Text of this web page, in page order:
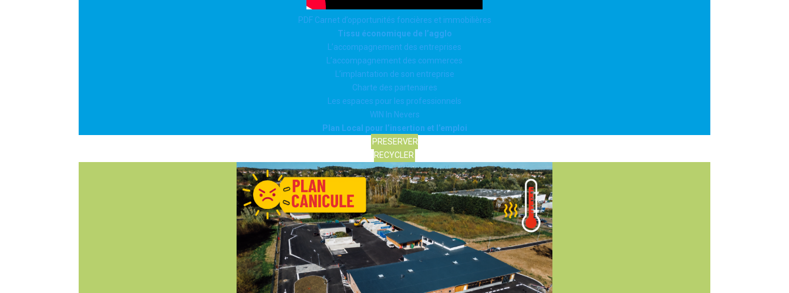
PDF Carnet d’opportunités foncières et immobilières
Tissu économique de l’agglo
L’accompagnement des entreprises
L’accompagnement des commerces
L’implantation de son entreprise
Charte des partenaires
Les espaces pour les professionnels
WIN In Nevers
Plan Local pour l’insertion et l’emploi
PRESERVER
RECYCLER